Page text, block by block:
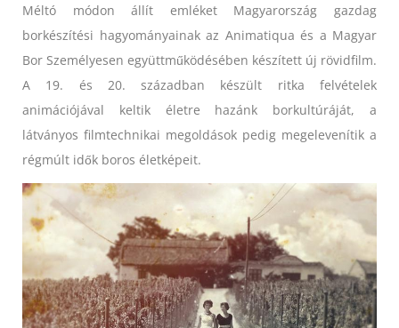
Méltó módon állít emléket Magyarország gazdag
borkészítési hagyományainak az Animatiqua és a Magyar
Bor Személyesen együttműködésében készített új rövidfilm.
A 19. és 20. században készült ritka felvételek
animációjával keltik életre hazánk borkultúráját, a
látványos filmtechnikai megoldások pedig megelevenítik a
régmúlt idők boros életképeit.